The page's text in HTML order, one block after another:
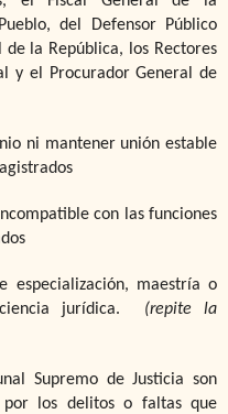
del Defensor Público
la República, los Rectores
y el Procurador General de
ni mantener unión estable
con las funciones
especialización, maestría o
jurídica.
(repite la
Supremo de Justicia son
por los delitos o faltas que